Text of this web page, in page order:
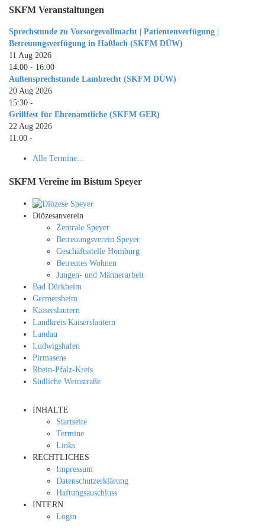
SKFM Veranstaltungen
Sprechstunde zu Vorsorgevollmacht | Patientenverfügung |
Betreuungsverfügung in Haßloch (SKFM DÜW)
11 Aug 2026
14:00 - 16:00
Außensprechstunde Lambrecht (SKFM DÜW)
20 Aug 2026
15:30 -
Grillfest für Ehrenamtliche (SKFM GER)
22 Aug 2026
11:00 -
Alle Termine...
SKFM Vereine im Bistum Speyer
Diözesanverein
Zentrale Speyer
Betreuungsverein Speyer
Geschäftsstelle Homburg
Betreutes Wohnen
Jungen- und Männerarbeit
Bad Dürkheim
Germersheim
Kaiserslautern
Landkreis Kaiserslautern
Landau
Ludwigshafen
Pirmasens
Rhein-Pfalz-Kreis
Südliche Weinstraße
INHALTE
Startseite
Termine
Links
RECHTLICHES
Impressum
Datenschutzerklärung
Haftungsauschluss
INTERN
Login